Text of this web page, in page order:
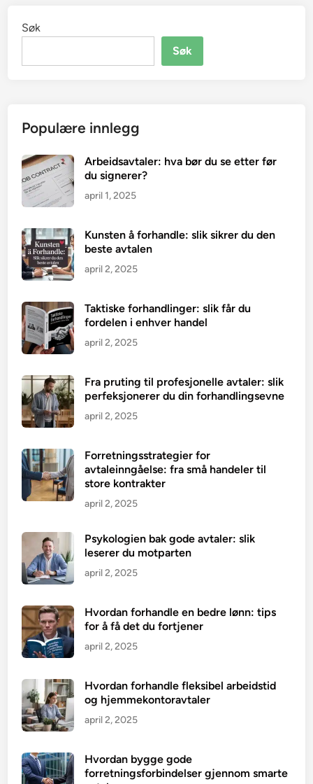
Søk
Søk
Populære innlegg
Arbeidsavtaler: hva bør du se etter før
du signerer?
april 1, 2025
Kunsten å forhandle: slik sikrer du den
beste avtalen
april 2, 2025
Taktiske forhandlinger: slik får du
fordelen i enhver handel
april 2, 2025
Fra pruting til profesjonelle avtaler: slik
perfeksjonerer du din forhandlingsevne
april 2, 2025
Forretningsstrategier for
avtaleinngåelse: fra små handeler til
store kontrakter
april 2, 2025
Psykologien bak gode avtaler: slik
leserer du motparten
april 2, 2025
Hvordan forhandle en bedre lønn: tips
for å få det du fortjener
april 2, 2025
Hvordan forhandle fleksibel arbeidstid
og hjemmekontoravtaler
april 2, 2025
Hvordan bygge gode
forretningsforbindelser gjennom smarte